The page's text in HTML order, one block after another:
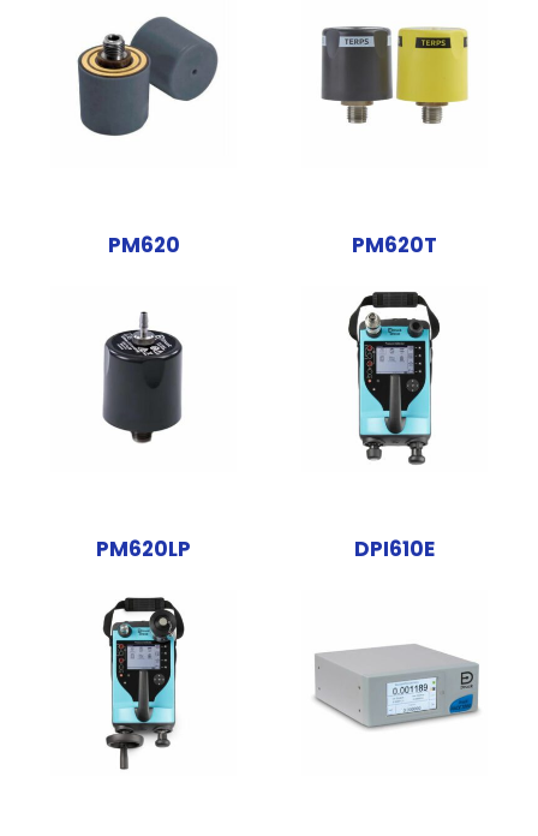
PM620 PM620T
PM620LP DPI610E